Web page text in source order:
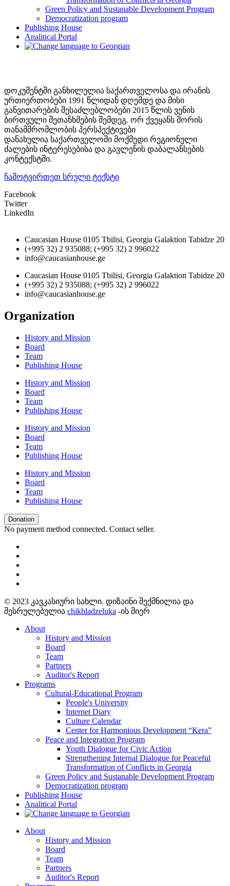
Green Policy and Sustanable Development Program
Democratization program
Publishing House
Analitical Portal
დოკუმენტში განხილულია საქართველოსა და ირანის
ურთიერთობები 1991 წლიდან დღემდე და მისი
განვითარების შესაძლებლობები 2015 წლის ვენის
ბირთვული შეთანხმების შემდეგ. ორ ქვეყანს შორის
თანამშრომლობის პერსპექტივები
დანახულია საქართველოში მოქმედი რეგიონული
ძალების ინტერესებისა და გავლენის დაბალანსების
კონტექსტში.
ჩამოტვირთეთ სრული ტექსტი
Facebook
Twitter
LinkedIn
Caucasian House 0105 Tbilisi, Georgia Galaktion Tabidze 20
(+995 32) 2 935088; (+995 32) 2 996022
info@caucasianhouse.ge
Caucasian House 0105 Tbilisi, Georgia Galaktion Tabidze 20
(+995 32) 2 935088; (+995 32) 2 996022
info@caucasianhouse.ge
Organization
History and Mission
Board
Team
Publishing House
History and Mission
Board
Team
Publishing House
History and Mission
Board
Team
Publishing House
History and Mission
Board
Team
Publishing House
Donation
No payment method connected. Contact seller.
© 2023 კავკასიური სახლი. დიზაინი შექმნილია და
შესრულებულია chikhladzeluka -ის მიერ
About
History and Mission
Board
Team
Partners
Auditor's Report
Programs
Cultural-Educational Program
People's University
Internet Diary
Culture Calendar
Center for Harmonious Development “Kera”
Peace and Integration Program
Youth Dialogue for Civic Action
Strengthening Internal Dialogue for Peaceful
Transformation of Conflicts in Georgia
Green Policy and Sustanable Development Program
Democratization program
Publishing House
Analitical Portal
About
History and Mission
Board
Team
Partners
Auditor's Report